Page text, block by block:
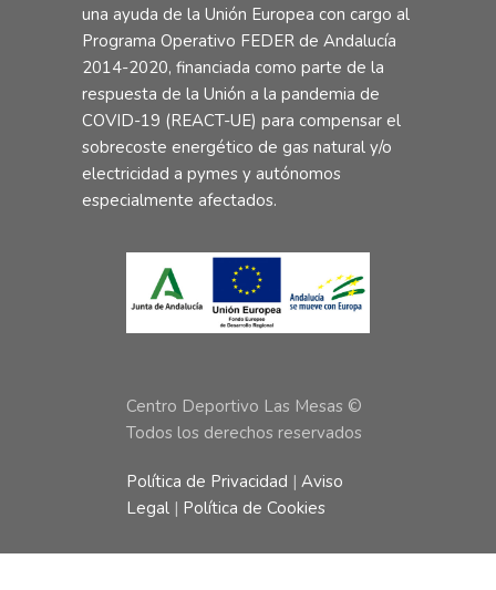
una ayuda de la Unión Europea con cargo al
Programa Operativo FEDER de Andalucía
2014-2020, financiada como parte de la
respuesta de la Unión a la pandemia de
COVID-19 (REACT-UE) para compensar el
sobrecoste energético de gas natural y/o
electricidad a pymes y autónomos
especialmente afectados.
Centro Deportivo Las Mesas ©
Todos los derechos reservados
Política de Privacidad |Aviso
Legal | Política de Cookies